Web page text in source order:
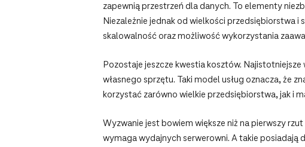
zapewnią przestrzeń dla danych. To elementy
Niezależnie jednak od wielkości przedsiębiorstwa
skalowalność oraz możliwość wykorzystania
Pozostaje jeszcze kwestia kosztów.
własnego sprzętu. Taki model usług oznacza, że
korzystać zarówno wielkie przedsiębiorstwa, jak i
Wyzwanie jest bowiem większe niż na pierwszy
wymaga wydajnych serwerowni. A takie